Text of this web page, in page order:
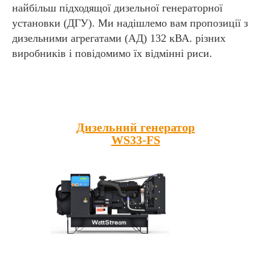
найбільш підходящої дизельної генераторної
установки (ДГУ). Ми надішлемо вам пропозиції з
дизельними агрегатами (АД) 132 кВА. різних
виробників і повідомимо їх відмінні риси.
Дизельний генератор
WS33-FS